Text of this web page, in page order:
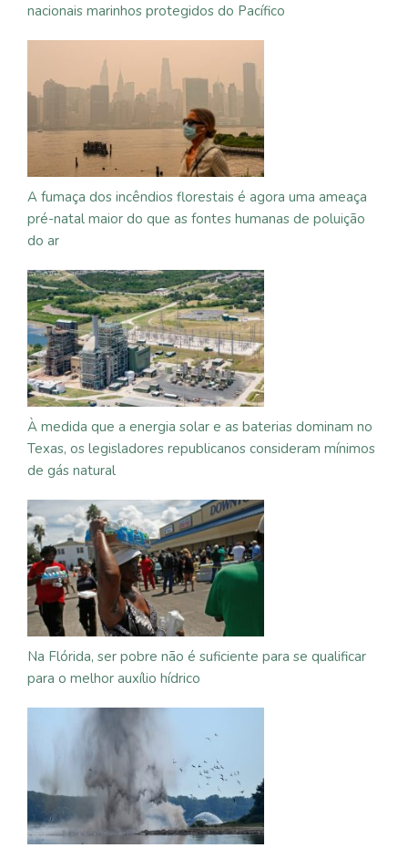
nacionais marinhos protegidos do Pacífico
A fumaça dos incêndios florestais é agora uma ameaça
pré-natal maior do que as fontes humanas de poluição
do ar
À medida que a energia solar e as baterias dominam no
Texas, os legisladores republicanos consideram mínimos
de gás natural
Na Flórida, ser pobre não é suficiente para se qualificar
para o melhor auxílio hídrico